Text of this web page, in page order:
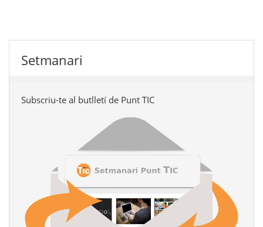
Setmanari
Subscriu-te al butlletí de Punt TIC